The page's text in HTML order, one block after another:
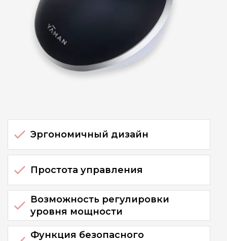
Эргономичный дизайн
Простота управления
Возможность регулировки
уровня мощности
Функция безопасного